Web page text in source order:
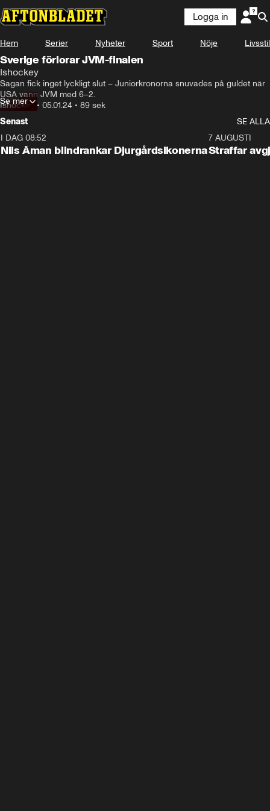
Logga in
Hem Serier Nyheter Sport Nöje Livsstil
Sverige förlorar JVM-finalen
Ishockey
Sagan fick inget lyckligt slut – Juniorkronorna snuvades på guldet när
USA vann JVM med 6–2.
Ishockey• 05.01.24 • 89 sek
Se mer
Senast
SE ALLA
I DAG 08:52
Nils Åman blindrankar Djurgårdsikonerna
7 AUGUSTI
Straffar